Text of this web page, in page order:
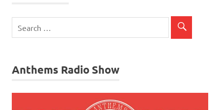
Anthems Radio Show